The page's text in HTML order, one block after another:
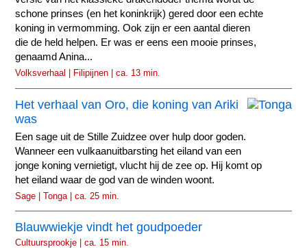
schone prinses (en het koninkrijk) gered door een echte
koning in vermomming. Ook zijn er een aantal dieren
die de held helpen. Er was er eens een mooie prinses,
genaamd Anina...
Volksverhaal | Filipijnen | ca. 13 min.
Het verhaal van Oro, die koning van Ariki
was
Een sage uit de Stille Zuidzee over hulp door goden.
Wanneer een vulkaanuitbarsting het eiland van een
jonge koning vernietigt, vlucht hij de zee op. Hij komt op
het eiland waar de god van de winden woont.
Sage | Tonga | ca. 25 min.
Blauwwiekje vindt het goudpoeder
Cultuursprookje | ca. 15 min.